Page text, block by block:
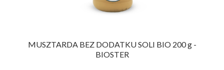
MUSZTARDA BEZ DODATKU SOLI BIO 200 g -
BIOSTER